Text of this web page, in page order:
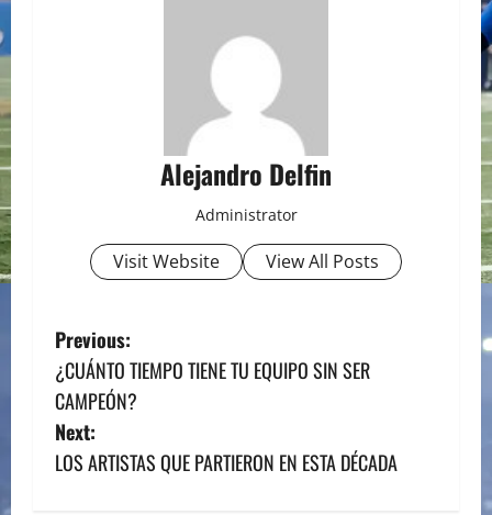
Alejandro Delfin
Administrator
Visit Website View All Posts
P
o
s
t
Previous:
¿CUÁNTO TIEMPO TIENE TU EQUIPO SIN SER
CAMPEÓN?
Next:
LOS ARTISTAS QUE PARTIERON EN ESTA DÉCADA